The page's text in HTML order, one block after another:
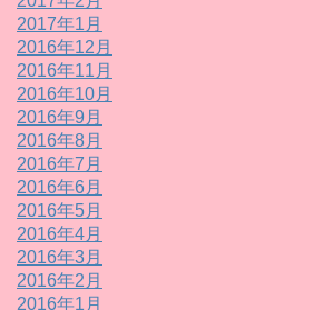
2017年1月
2016年12月
2016年11月
2016年10月
2016年9月
2016年8月
2016年7月
2016年6月
2016年5月
2016年4月
2016年3月
2016年2月
2016年1月